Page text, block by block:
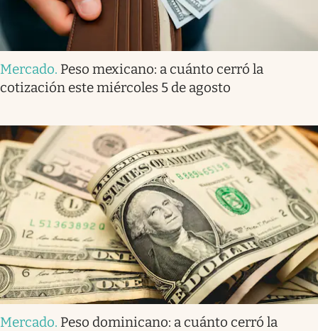
Mercado. Peso mexicano: a cuánto cerró la
cotización este miércoles 5 de agosto
Mercado. Peso dominicano: a cuánto cerró la